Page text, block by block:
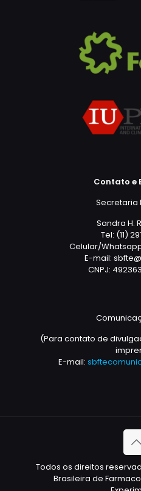
Contato e
Secretaria
Sandra H.
Tel: (11)
Celular/
E-mail:
CNPJ:
(Para contato de
E-mail:
Todos os direitos
Brasileira de